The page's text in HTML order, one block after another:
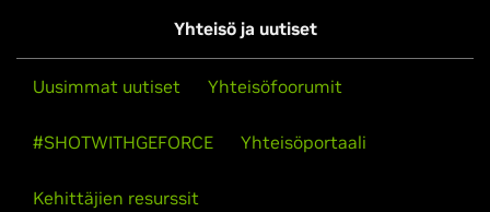
Yhteisö ja uutiset
Uusimmat uutiset Yhteisöfoorumit
#SHOTWITHGEFORCE Yhteisöportaali
Kehittäjien resurssit